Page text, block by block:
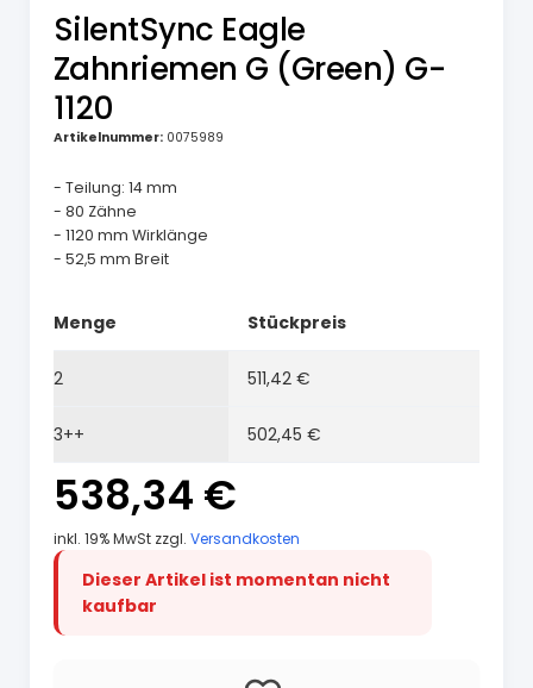
SilentSync Eagle
Zahnriemen G (Green) G-
1120
Artikelnummer: 0075989
- Teilung: 14 mm
- 80 Zähne
- 1120 mm Wirklänge
- 52,5 mm Breit
Menge Stückpreis
2 511,42 €
3++ 502,45 €
538,34 €
inkl. 19% MwSt zzgl. Versandkosten
Dieser Artikel ist momentan nicht
kaufbar